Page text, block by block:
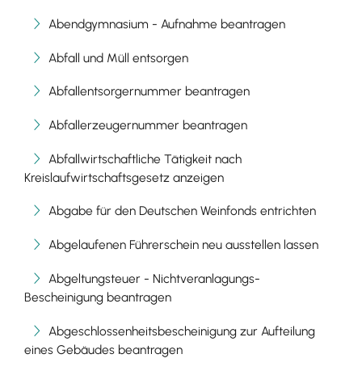
Abendgymnasium - Aufnahme beantragen
Abfall und Müll entsorgen
Abfallentsorgernummer beantragen
Abfallerzeugernummer beantragen
Abfallwirtschaftliche Tätigkeit nach
Kreislaufwirtschaftsgesetz anzeigen
Abgabe für den Deutschen Weinfonds entrichten
Abgelaufenen Führerschein neu ausstellen lassen
Abgeltungsteuer - Nichtveranlagungs-
Bescheinigung beantragen
Abgeschlossenheitsbescheinigung zur Aufteilung
eines Gebäudes beantragen